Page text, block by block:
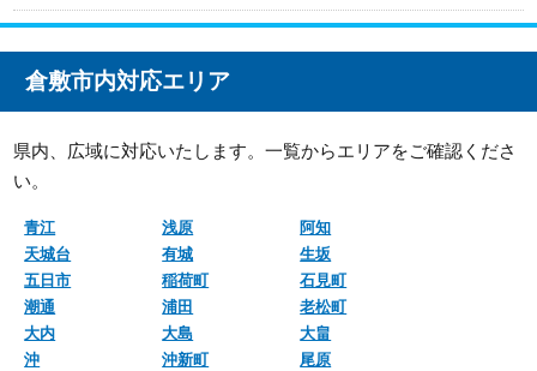
倉敷市内対応エリア
県内、広域に対応いたします。一覧からエリアをご確認くださ
い。
青江 浅原
阿知
天城台
有城
生坂
五日市
稲荷町
石見町
潮通
浦田
老松町
大内
大島
大畠
沖
沖新町
尾原